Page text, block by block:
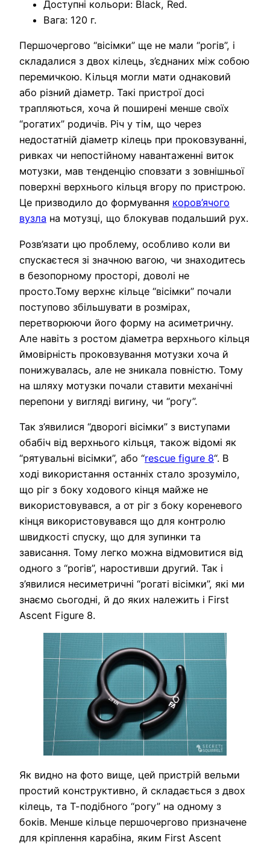
Доступні кольори: Black, Red.
Вага: 120 г.
Першочергово “вісімки” ще не мали “рогів”, і
складалися з двох кілець, з’єднаних між собою
перемичкою. Кільця могли мати однаковий
або різний діаметр. Такі пристрої досі
трапляються, хоча й поширені менше своїх
“рогатих” родичів. Річ у тім, що через
недостатній діаметр кілець при проковзуванні,
ривках чи непостійному навантаженні виток
мотузки, мав тенденцію сповзати з зовнішньої
поверхні верхнього кільця вгору по пристрою.
Це призводило до формування коров’ячого
вузла на мотузці, що блокував подальший рух.
Розв’язати цю проблему, особливо коли ви
спускаєтеся зі значною вагою, чи знаходитесь
в безопорному просторі, доволі не
просто.Тому верхнє кільце “вісімки” почали
поступово збільшувати в розмірах,
перетворюючи його форму на асиметричну.
Але навіть з ростом діаметра верхнього кільця
ймовірність проковзування мотузки хоча й
понижувалась, але не зникала повністю. Тому
на шляху мотузки почали ставити механічні
перепони у вигляді вигину, чи “рогу”.
Так з’явилися “дворогі вісімки” з виступами
обабіч від верхнього кільця, також відомі як
“рятувальні вісімки”, або “rescue figure 8“. В
ході використання останніх стало зрозуміло,
що ріг з боку ходового кінця майже не
використовувався, а от ріг з боку кореневого
кінця використовувався що для контролю
швидкості спуску, що для зупинки та
зависання. Тому легко можна відмовитися від
одного з “рогів”, наростивши другий. Так і
з’явилися несиметричні “рогаті вісімки”, які ми
знаємо сьогодні, й до яких належить і First
Ascent Figure 8.
Як видно на фото вище, цей пристрій вельми
простий конструктивно, й складається з двох
кілець, та Т-подібного “рогу” на одному з
боків. Менше кільце першочергово призначене
для кріплення карабіна, яким First Ascent